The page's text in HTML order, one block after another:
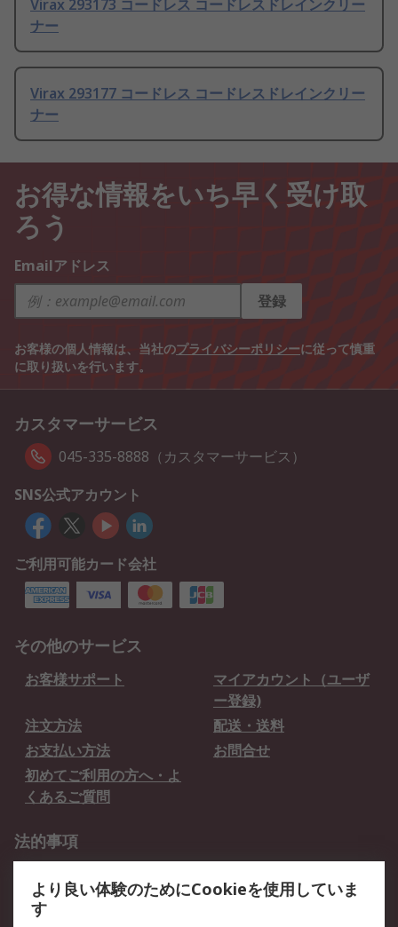
Virax 293173 コードレス コードレスドレインクリー
ナー
Virax 293177 コードレス コードレスドレインクリー
ナー
お得な情報をいち早く受け取
ろう
Emailアドレス
登録
お客様の個人情報は、当社のプライバシーポリシーに従って慎重
に取り扱いを行います。
カスタマーサービス
045-335-8888（カスタマーサービス）
SNS公式アカウント
ご利用可能カード会社
その他のサービス
お客様サポート
マイアカウント（ユーザ
ー登録)
注文方法
配送・送料
お支払い方法
お問合せ
初めてご利用の方へ・よ
くあるご質問
法的事項
クッキーポリシー
より良い体験のためにCookieを使用していま
す